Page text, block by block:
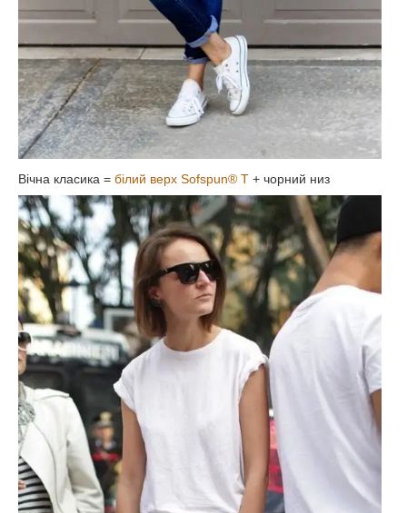
Вічна класика = білий верх Sofspun® T + чорний низ